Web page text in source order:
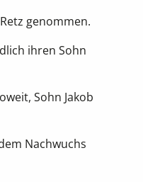
genommen.
ihren Sohn
Sohn Jakob
Nachwuchs